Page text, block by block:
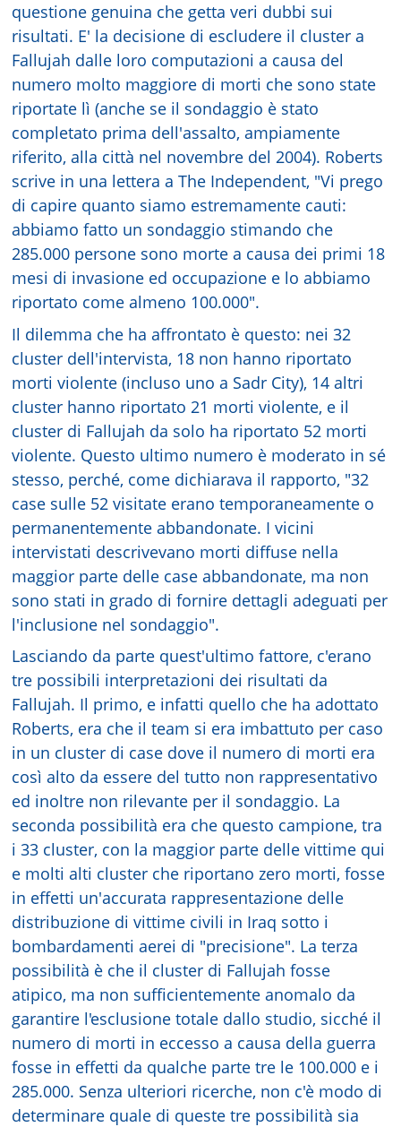
questione genuina che getta veri dubbi sui
risultati. E' la decisione di escludere il cluster a
Fallujah dalle loro computazioni a causa del
numero molto maggiore di morti che sono state
riportate lì (anche se il sondaggio è stato
completato prima dell'assalto, ampiamente
riferito, alla città nel novembre del 2004). Roberts
scrive in una lettera a The Independent, "Vi prego
di capire quanto siamo estremamente cauti:
abbiamo fatto un sondaggio stimando che
285.000 persone sono morte a causa dei primi 18
mesi di invasione ed occupazione e lo abbiamo
riportato come almeno 100.000".
Il dilemma che ha affrontato è questo: nei 32
cluster dell'intervista, 18 non hanno riportato
morti violente (incluso uno a Sadr City), 14 altri
cluster hanno riportato 21 morti violente, e il
cluster di Fallujah da solo ha riportato 52 morti
violente. Questo ultimo numero è moderato in sé
stesso, perché, come dichiarava il rapporto, "32
case sulle 52 visitate erano temporaneamente o
permanentemente abbandonate. I vicini
intervistati descrivevano morti diffuse nella
maggior parte delle case abbandonate, ma non
sono stati in grado di fornire dettagli adeguati per
l'inclusione nel sondaggio".
Lasciando da parte quest'ultimo fattore, c'erano
tre possibili interpretazioni dei risultati da
Fallujah. Il primo, e infatti quello che ha adottato
Roberts, era che il team si era imbattuto per caso
in un cluster di case dove il numero di morti era
così alto da essere del tutto non rappresentativo
ed inoltre non rilevante per il sondaggio. La
seconda possibilità era che questo campione, tra
i 33 cluster, con la maggior parte delle vittime qui
e molti alti cluster che riportano zero morti, fosse
in effetti un'accurata rappresentazione delle
distribuzione di vittime civili in Iraq sotto i
bombardamenti aerei di "precisione". La terza
possibilità è che il cluster di Fallujah fosse
atipico, ma non sufficientemente anomalo da
garantire l'esclusione totale dallo studio, sicché il
numero di morti in eccesso a causa della guerra
fosse in effetti da qualche parte tre le 100.000 e i
285.000. Senza ulteriori ricerche, non c'è modo di
determinare quale di queste tre possibilità sia